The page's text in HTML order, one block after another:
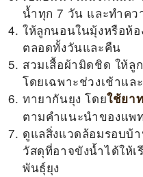
น้ำทุก 7 วัน และทำคว
ให้ลูกนอนในมุ้งหรือห้
ตลอดทั้งวันและคืน
สวมเสื้อผ้ามิดชิด ให้ลู
โดยเฉพาะช่วงเช้าแล
ทายากันยุง โดยใช้ยา
ตามคำแนะนำของแพ
ดูแลสิ่งแวดล้อมรอบบ้
วัสดุที่อาจขังน้ำได้ให้เ
พันธุ์ยุง